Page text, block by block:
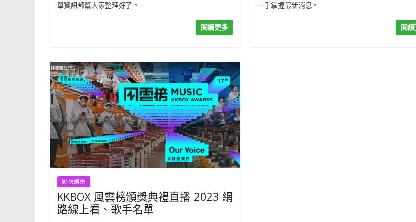
單資訊都幫大家整理好了。
閱讀更多
一手掌握最新消息。
閱
影視娛樂
KKBOX 風雲榜頒獎典禮直播 2023 網
路線上看、歌手名單